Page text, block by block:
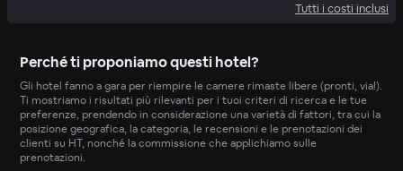
Tutti i costi inclusi
Perché ti proponiamo questi hotel?
Gli hotel fanno a gara per riempire le camere rimaste libere (pronti, via!).
Ti mostriamo i risultati più rilevanti per i tuoi criteri di ricerca e le tue
preferenze, prendendo in considerazione una varietà di fattori, tra cui la
posizione geografica, la categoria, le recensioni e le prenotazioni dei
clienti su HT, nonché la commissione che applichiamo sulle
prenotazioni.